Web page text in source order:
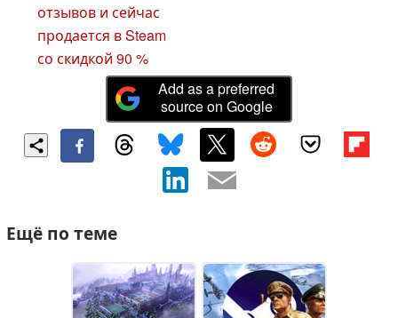
отзывов и сейчас
продается в Steam
со скидкой 90 %
Add as a preferred
source on Google
Ещё по теме